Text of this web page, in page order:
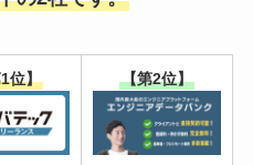
位】 【第2位】